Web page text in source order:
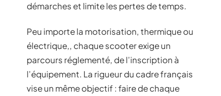
démarches et limite les pertes de temps.
Peu importe la motorisation, thermique ou
électrique,, chaque scooter exige un
parcours réglementé, de l’inscription à
l’équipement. La rigueur du cadre français
vise un même objectif : faire de chaque